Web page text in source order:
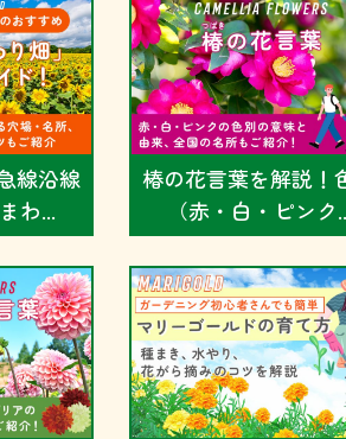
線沿線
わ...
椿の花言葉を解説！
（赤・白・ピンク